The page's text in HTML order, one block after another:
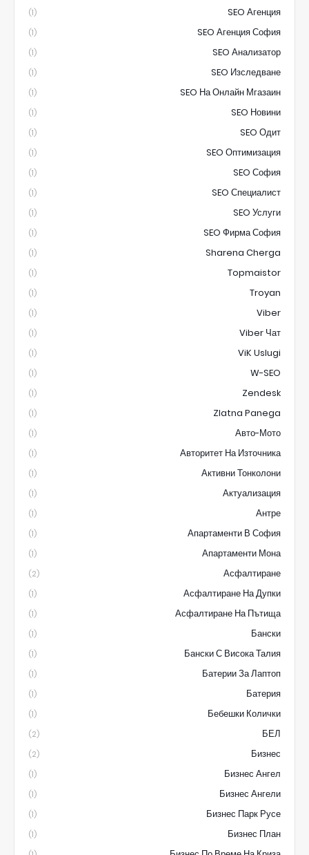
SEO Агенция
(1)
SEO Агенция София
(1)
SEO Анализатор
(1)
SEO Изследване
(1)
SEO На Онлайн Мгазаин
(1)
SEO Новини
(1)
SEO Одит
(1)
SEO Оптимизация
(1)
SEO София
(1)
SEO Специалист
(1)
SEO Услуги
(1)
SEO Фирма София
(1)
Sharena Cherga
(1)
Topmaistor
(1)
Troyan
(1)
Viber
(1)
Viber Чат
(1)
ViK Uslugi
(1)
W-SEO
(1)
Zendesk
(1)
Zlatna Panega
(1)
Авто-Мото
(1)
Авторитет На Източника
(1)
Активни Тонколони
(1)
Актуализация
(1)
Антре
(1)
Апартаменти В София
(1)
Апартаменти Мона
(1)
Асфалтиране
(2)
Асфалтиране На Дупки
(1)
Асфалтиране На Пътища
(1)
Бански
(1)
Бански С Висока Талия
(1)
Батерии За Лаптоп
(1)
Батерия
(1)
Бебешки Колички
(1)
БЕЛ
(2)
Бизнес
(2)
Бизнес Ангел
(1)
Бизнес Ангели
(1)
Бизнес Парк Русе
(1)
Бизнес План
(1)